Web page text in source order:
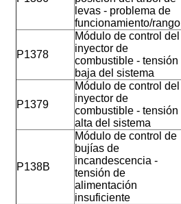
levas - problema de
funcionamiento/rango
P1378
Módulo de control del
inyector de
combustible - tensión
baja del sistema
P1379
Módulo de control del
inyector de
combustible - tensión
alta del sistema
P138B
Módulo de control de
bujías de
incandescencia -
tensión de
alimentación
insuficiente